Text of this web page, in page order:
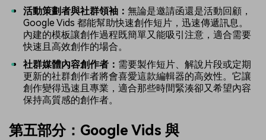
活動策劃者與社群領袖： 無論是邀請函還是活動回顧，
Google Vids 都能幫助快速創作短片，迅速傳遞訊息。
內建的模板讓創作過程既簡單又能吸引注意，適合需要
快速且高效創作的場合。
社群媒體內容創作者： 需要製作短片、解說片段或定期
更新的社群創作者將會喜愛這款編輯器的高效性。它讓
創作變得迅速且專業，適合那些時間緊湊卻又希望內容
保持高質感的創作者。
第五部分：Google Vids 與